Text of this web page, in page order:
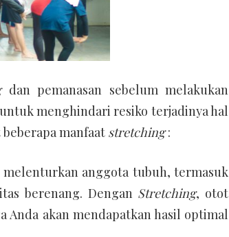
dan pemanasan sebelum melakukan
menghindari resiko terjadinya hal
manfaat stretching:
anggota tubuh, termasuk
berenang. Dengan Stretching, otot
Anda akan mendapatkan hasil optimal